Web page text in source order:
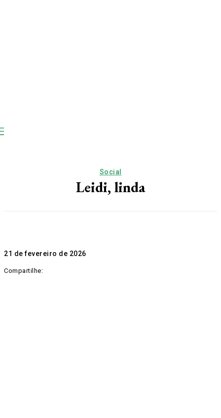
Social
Leidi, linda
21 de fevereiro de 2026
Compartilhe: